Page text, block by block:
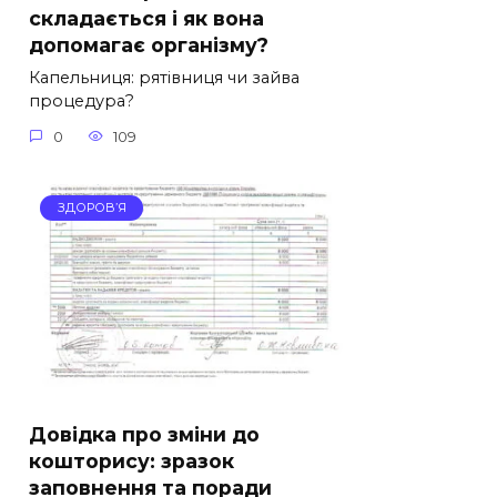
складається і як вона
допомагає організму?
Капельниця: рятівниця чи зайва
процедура?
0 109
ЗДОРОВ’Я
Довідка про зміни до
кошторису: зразок
заповнення та поради